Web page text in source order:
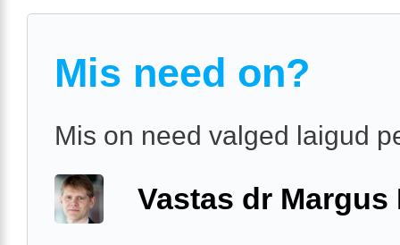
Mis need on?
Mis on need valged laigud
Vastas dr Margus